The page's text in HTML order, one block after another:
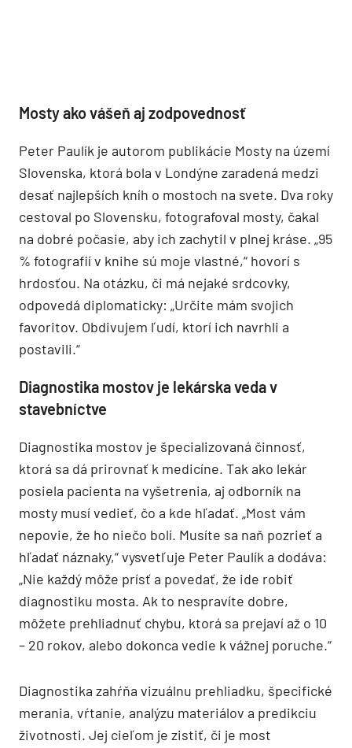
Mosty ako vášeň aj zodpovednosť
Peter Paulík je autorom publikácie Mosty na území
Slovenska, ktorá bola v Londýne zaradená medzi
desať najlepších kníh o mostoch na svete. Dva roky
cestoval po Slovensku, fotografoval mosty, čakal
na dobré počasie, aby ich zachytil v plnej kráse. „95
% fotografií v knihe sú moje vlastné,“ hovorí s
hrdosťou. Na otázku, či má nejaké srdcovky,
odpovedá diplomaticky: „Určite mám svojich
favoritov. Obdivujem ľudí, ktorí ich navrhli a
postavili.“
Diagnostika mostov je lekárska veda v
stavebníctve
Diagnostika mostov je špecializovaná činnosť,
ktorá sa dá prirovnať k medicíne. Tak ako lekár
posiela pacienta na vyšetrenia, aj odborník na
mosty musí vedieť, čo a kde hľadať. „Most vám
nepovie, že ho niečo bolí. Musíte sa naň pozrieť a
hľadať náznaky,“ vysvetľuje Peter Paulík a dodáva:
„Nie každý môže prísť a povedať, že ide robiť
diagnostiku mosta. Ak to nespravíte dobre,
môžete prehliadnuť chybu, ktorá sa prejaví až o 10
– 20 rokov, alebo dokonca vedie k vážnej poruche.“
Diagnostika zahŕňa vizuálnu prehliadku, špecifické
merania, vŕtanie, analýzu materiálov a predikciu
životnosti. Jej cieľom je zistiť, či je most